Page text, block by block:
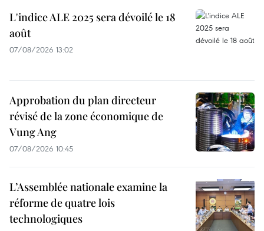
L'indice ALE 2025 sera dévoilé le 18
août
07/08/2026 13:02
Approbation du plan directeur
révisé de la zone économique de
Vung Ang
07/08/2026 10:45
L’Assemblée nationale examine la
réforme de quatre lois
technologiques